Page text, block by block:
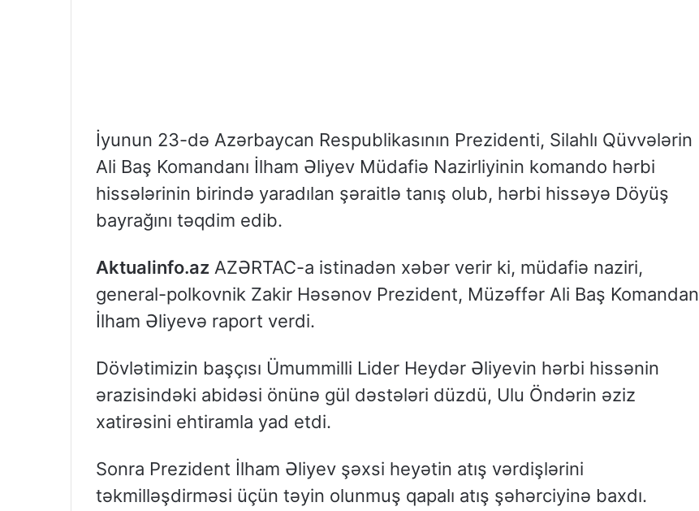
İyunun 23-də Azərbaycan Respublikasının Prezidenti, Silahlı Qüvvələrin
Ali Baş Komandanı İlham Əliyev Müdafiə Nazirliyinin komando hərbi
hissələrinin birində yaradılan şəraitlə tanış olub, hərbi hissəyə Döyüş
bayrağını təqdim edib.
Aktualinfo.az AZƏRTAC-a istinadən xəbər verir ki, müdafiə naziri,
general-polkovnik Zakir Həsənov Prezident, Müzəffər Ali Baş Komandan
İlham Əliyevə raport verdi.
Dövlətimizin başçısı Ümummilli Lider Heydər Əliyevin hərbi hissənin
ərazisindəki abidəsi önünə gül dəstələri düzdü, Ulu Öndərin əziz
xatirəsini ehtiramla yad etdi.
Sonra Prezident İlham Əliyev şəxsi heyətin atış vərdişlərini
təkmilləşdirməsi üçün təyin olunmuş qapalı atış şəhərciyinə baxdı.